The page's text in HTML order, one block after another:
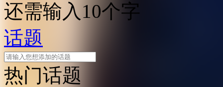
还需输入10个字
话题
热门话题